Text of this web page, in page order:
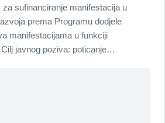
sufinanciranje manifestacija u
prema Programu dodjele
manifestacijama u funkciji
javnog poziva: poticanje…